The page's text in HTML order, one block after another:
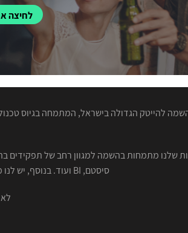
לחיצה
להייטק הגדולה בישראל, המתמחה בגיוס
סיסטם, BI ועוד. בנוסף, יש לנו מחלקות מיוחדות להשמה של בכירים ויוצאי יחידות.